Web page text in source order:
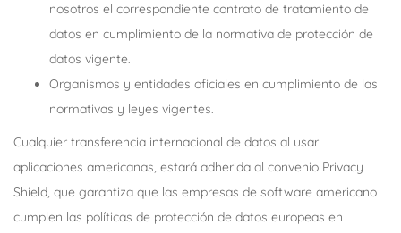
nosotros el correspondiente contrato de tratamiento de
datos en cumplimiento de la normativa de protección de
datos vigente.
Organismos y entidades oficiales en cumplimiento de las
normativas y leyes vigentes.
Cualquier transferencia internacional de datos al usar
aplicaciones americanas, estará adherida al convenio Privacy
Shield, que garantiza que las empresas de software americano
cumplen las políticas de protección de datos europeas en